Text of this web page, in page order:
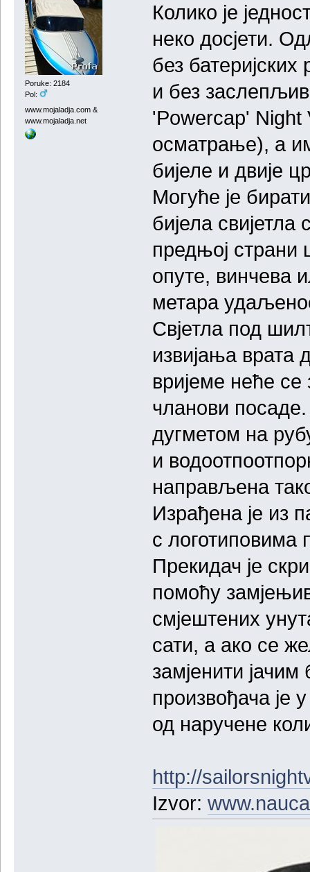
Poruke: 2184
Pol:
www.mojaladja.com &
www.mojaladja.net
Колико је
неко досјети.
без
и без
'Powercap' Night
осматрање), а
бијеле и двије
Могуће је
бијела
предњој страни
опуте, винчева
метара
Свјетла под
извијања врата
вријеме неће
чланови
дугметом на
и
направљена
Израђена је из
с логотиповима
Прекидач је
помоћу
смјештених
сати, а ако се
замјенити јачим
произвођача је
од наручене
http://
Izvor: